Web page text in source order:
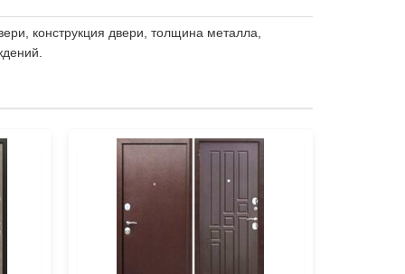
конструкция двери, толщина металла,